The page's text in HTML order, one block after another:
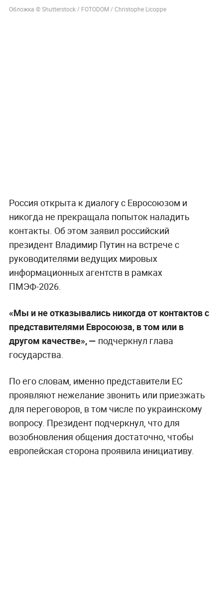
Обложка © Shutterstock / FOTODOM / Christophe Licoppe
Россия открыта к диалогу с Евросоюзом и
никогда не прекращала попыток наладить
контакты. Об этом заявил российский
президент Владимир Путин на встрече с
руководителями ведущих мировых
информационных агентств в рамках
ПМЭФ-2026.
«Мы и не отказывались никогда от контактов с
представителями Евросоюза, в том или в
другом качестве», — подчеркнул глава
государства.
По его словам, именно представители ЕС
проявляют нежелание звонить или приезжать
для переговоров, в том числе по украинскому
вопросу. Президент подчеркнул, что для
возобновления общения достаточно, чтобы
европейская сторона проявила инициативу.